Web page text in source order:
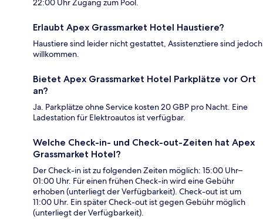
22:00 Uhr Zugang zum Pool.
Erlaubt Apex Grassmarket Hotel Haustiere?
Haustiere sind leider nicht gestattet, Assistenztiere sind jedoch
willkommen.
Bietet Apex Grassmarket Hotel Parkplätze vor Ort
an?
Ja. Parkplätze ohne Service kosten 20 GBP pro Nacht. Eine
Ladestation für Elektroautos ist verfügbar.
Welche Check-in- und Check-out-Zeiten hat Apex
Grassmarket Hotel?
Der Check-in ist zu folgenden Zeiten möglich: 15:00 Uhr–
01:00 Uhr. Für einen frühen Check-in wird eine Gebühr
erhoben (unterliegt der Verfügbarkeit). Check-out ist um
11:00 Uhr. Ein später Check-out ist gegen Gebühr möglich
(unterliegt der Verfügbarkeit).